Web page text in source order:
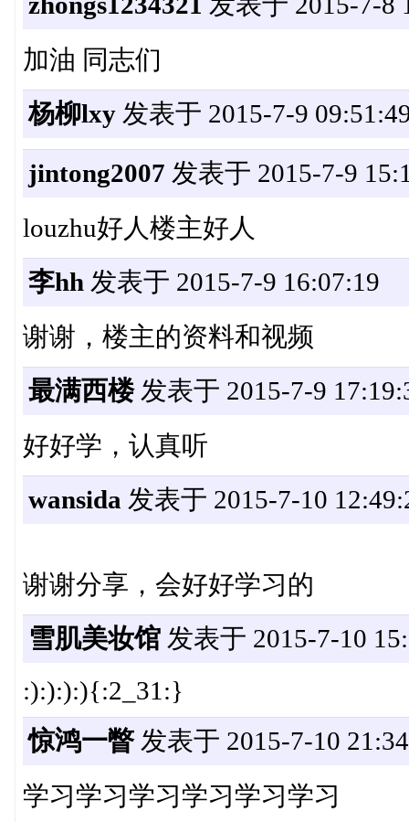
加油 同志们
杨柳lxy发表于 2015-7-9
jintong2007 发表于 2015-7-9
louzhu好人楼主好人
李hh 发表于 2015-7-9 16:07:19
谢谢，楼主的资料和视频
最满西楼发表于 2015-7-9
好好学，认真听
wansida 发表于 2015-7-10
谢谢分享，会好好学习的
雪肌美妆馆发表于 2015-7-10
:):):):){:2_31:}
惊鸿一瞥发表于 2015-7-10
学习学习学习学习学习学习